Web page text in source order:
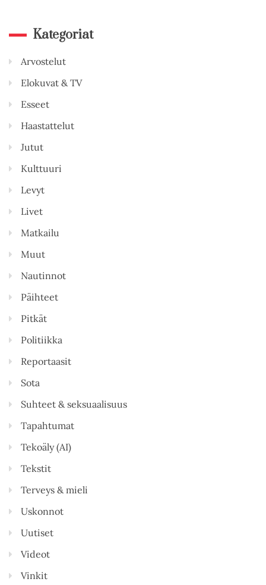
Kategoriat
Arvostelut
Elokuvat & TV
Esseet
Haastattelut
Jutut
Kulttuuri
Levyt
Livet
Matkailu
Muut
Nautinnot
Päihteet
Pitkät
Politiikka
Reportaasit
Sota
Suhteet & seksuaalisuus
Tapahtumat
Tekoäly (AI)
Tekstit
Terveys & mieli
Uskonnot
Uutiset
Videot
Vinkit